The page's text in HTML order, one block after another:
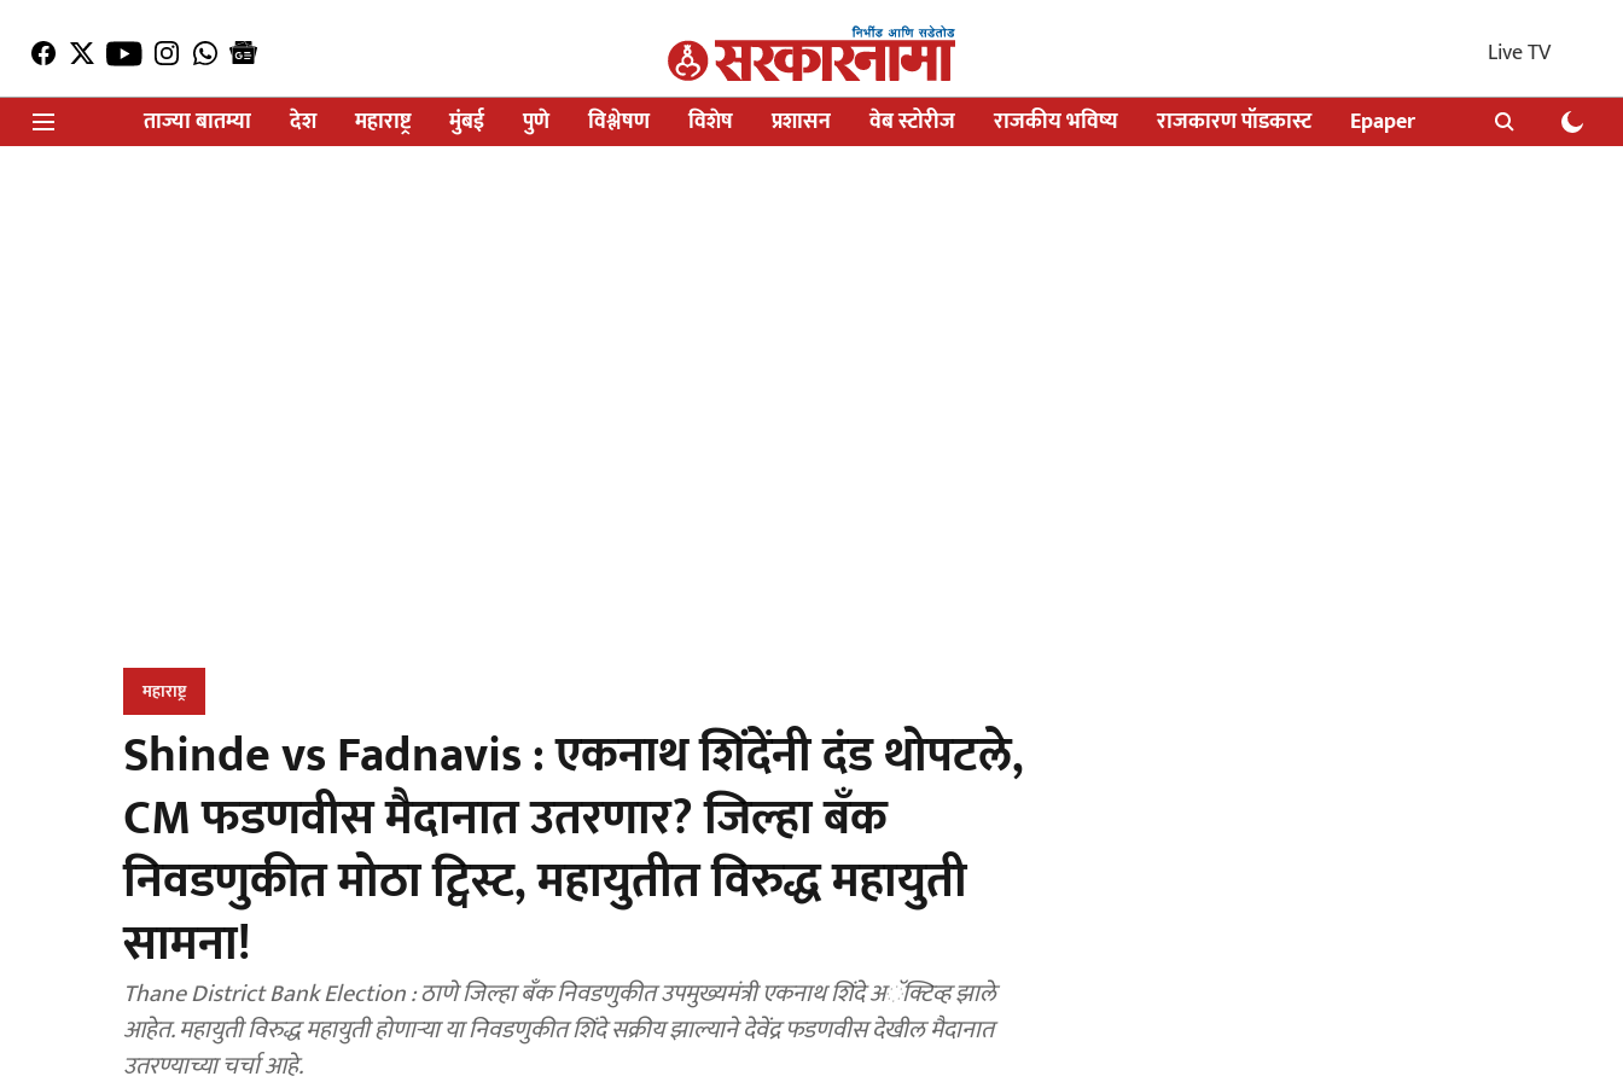
Live TV
ताज्या बातम्या
देश महाराष्ट्र मुंबई पुणे विश्लेषण विशेष प्रशासन वेब स्टोरीज राजकीय भविष्य राजकारण पॉडकास्ट Epaper
महाराष्ट्र
Shinde vs Fadnavis : एकनाथ शिंदेंनी दंड थोपटले,
CM फडणवीस मैदानात उतरणार? जिल्हा बँक
निवडणुकीत मोठा ट्विस्ट, महायुतीत विरुद्ध महायुती
सामना!
Thane District Bank Election : ठाणे जिल्हा बँक निवडणुकीत उपमुख्यमंत्री एकनाथ शिंदे अॅक्टिव्ह झाले
आहेत. महायुती विरुद्ध महायुती होणाऱ्या या निवडणुकीत शिंदे सक्रीय झाल्याने देवेंद्र फडणवीस देखील मैदानात
उतरण्याच्या चर्चा आहे.